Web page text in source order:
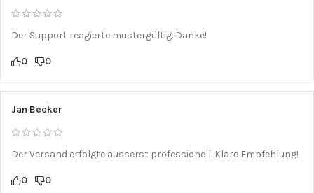
Der Support reagierte mustergültig. Danke!
0 0
Jan Becker
Der Versand erfolgte äusserst professionell. Klare Empfehlung!
0 0